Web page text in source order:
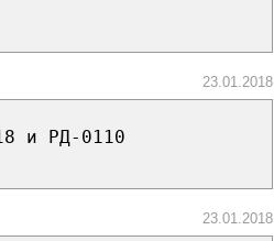
23.01.2018
и РД-0110
23.01.2018